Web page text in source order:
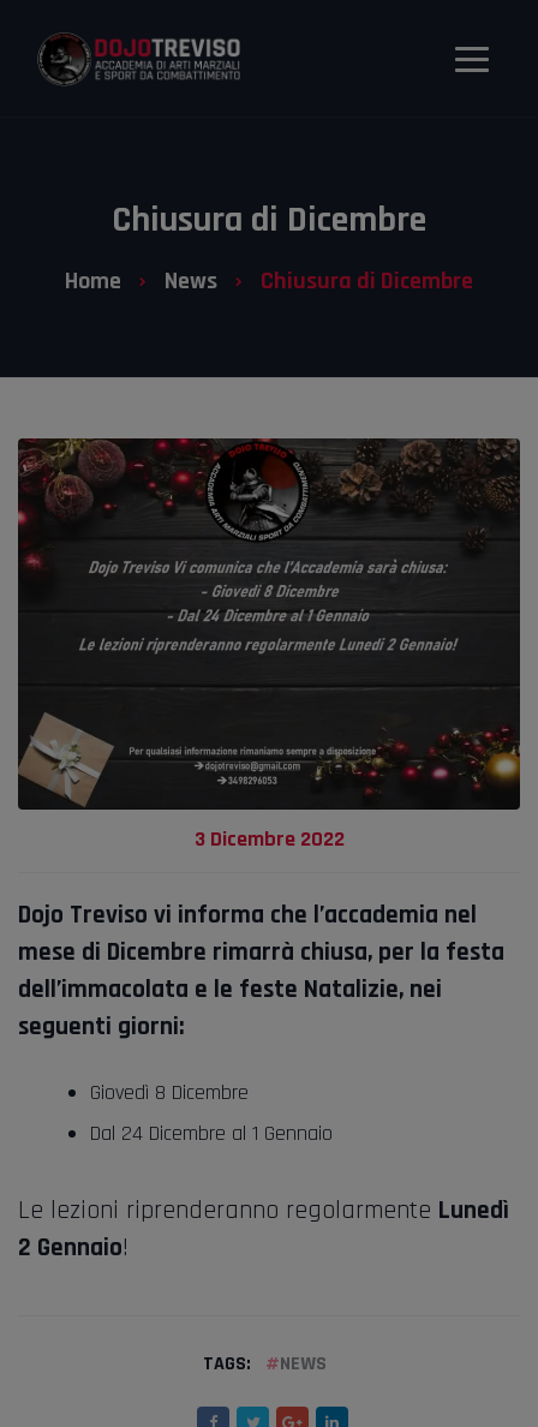
Chiusura di Dicembre
Home News Chiusura di Dicembre
3 Dicembre 2022
Dojo Treviso vi informa che l’accademia nel
mese di Dicembre rimarrà chiusa, per la festa
dell’immacolata e le feste Natalizie, nei
seguenti giorni:
Giovedì 8 Dicembre
Dal 24 Dicembre al 1 Gennaio
Le lezioni riprenderanno regolarmente Lunedì
2 Gennaio!
TAGS: NEWS